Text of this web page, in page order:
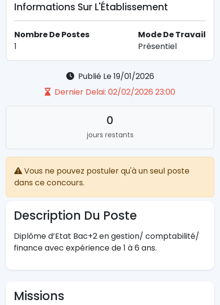
Informations Sur L'Établissement
Nombre De Postes
1
Mode De Travail
Présentiel
Publié Le 19/01/2026
Dernier Delai: 02/02/2026 23:00
0
jours restants
Vous ne pouvez postuler qu'à un seul poste
dans ce concours.
Description Du Poste
Diplôme d’Etat Bac+2 en gestion/ comptabilité/
finance avec expérience de 1 à 6 ans.
Missions